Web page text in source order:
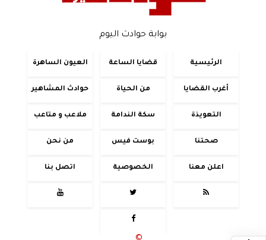
بوابة حوادث اليوم
الرئيسية قضايا الساعة العيون الساهرة
أغرب القضايا من الحياة حوادث المشاهير
التعويذة سكة الندامة ملاعب و متاعب
صحتنا بوست فيس من نحن
اعلن معنا الخصوصية اتصل بنا



